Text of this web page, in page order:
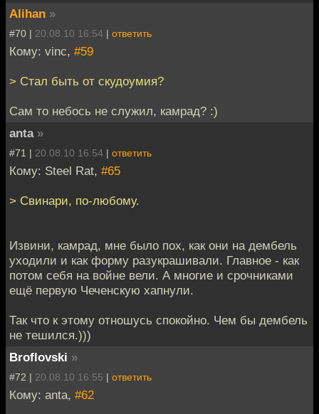
Alihan »
#70 | 20.08.10 16:54 | ответить
Кому: vinc, #59
> Стал быть от скудоумия?
Сам то небось не служил, камрад? :)
anta »
#71 | 20.08.10 16:54 | ответить
Кому: Steel Rat, #65
> Свинари, по-любому.
Извини, камрад, мне было пох, как они на дембель
уходили и как форму разукрашивали. Главное - как
потом себя на войне вели. А многие и срочниками
ещё первую Чеченскую хапнули.
Так что к этому отношусь спокойно. Чем бы дембель
не тешился.)))
Broflovski »
#72 | 20.08.10 16:55 | ответить
Кому: anta, #62